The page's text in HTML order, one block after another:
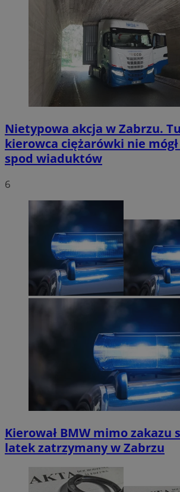
Nietypowa akcja w Zabrzu.
kierowca ciężarówki nie
spod wiaduktów
6
Kierował BMW mimo zakazu
latek zatrzymany w Zabrzu